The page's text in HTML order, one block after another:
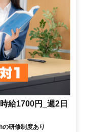
給1700円_週2日
研修制度あり